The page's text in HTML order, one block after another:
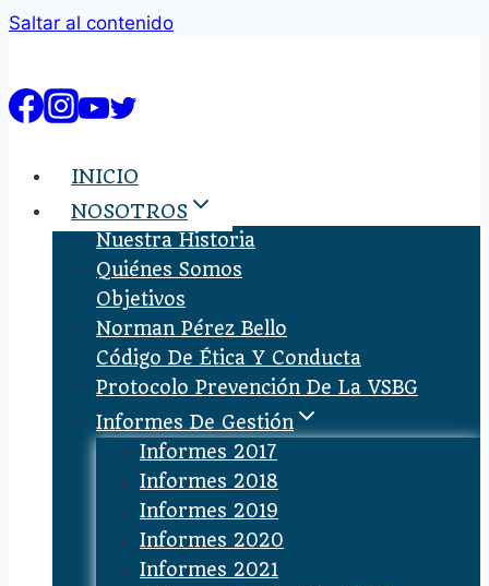
Saltar al contenido
INICIO
NOSOTROS
Nuestra Historia
Quiénes Somos
Objetivos
Norman Pérez Bello
Código De Ética Y Conducta
Protocolo Prevención De La VSBG
Informes De Gestión
Informes 2017
Informes 2018
Informes 2019
Informes 2020
Informes 2021